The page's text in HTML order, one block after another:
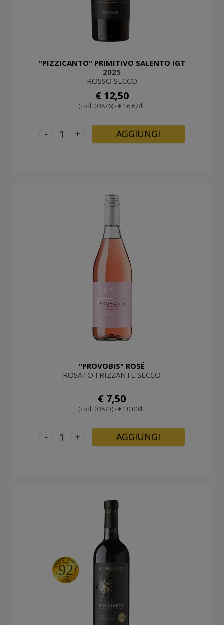
"PIZZICANTO" PRIMITIVO SALENTO IGT
2025
ROSSO SECCO
€ 12,50
(cod. 03876) - € 16,67/lt.
+
- AGGIUNGI
"PROVOBIS" ROSÉ
ROSATO FRIZZANTE SECCO
€ 7,50
(cod. 03873) - € 10,00/lt.
+
- AGGIUNGI
92